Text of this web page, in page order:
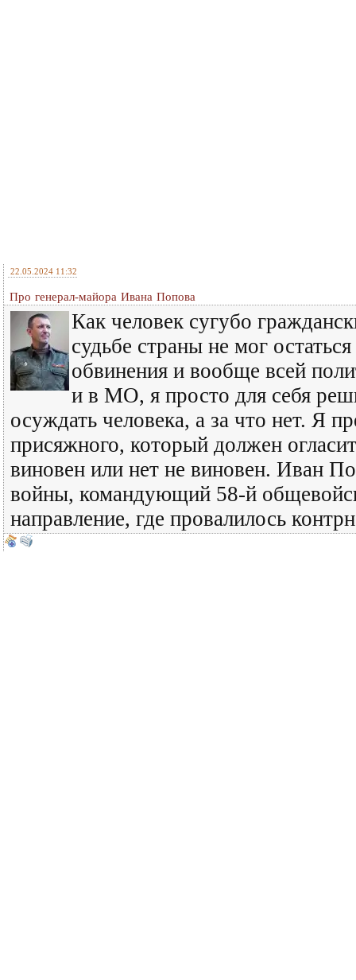
22.05.2024 11:32
Про генерал-майора Ивана Попова
Как человек сугубо
судьбе страны не мог
обвинения и вообще всей
и в МО, я просто для себя
осуждать человека, а за что нет. Я
присяжного, который должен
виновен или нет не виновен. Иван
войны, командующий 58-й
направление, где провалилось